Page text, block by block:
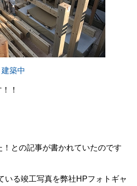
築中
！
との記事が書かれていたのです
いる竣工写真を弊社HPフォトギャ